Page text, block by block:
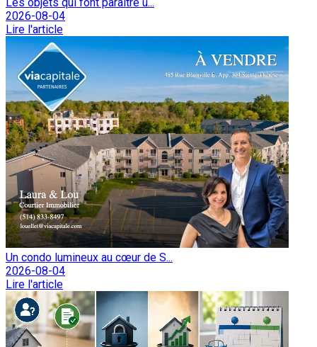
2026-08-04
Lire l'article
Un condo lumineux au cœur de S...
2026-08-04
Lire l'article